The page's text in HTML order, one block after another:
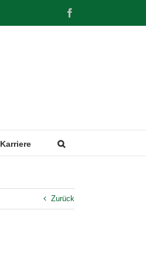
Karriere
Zurück